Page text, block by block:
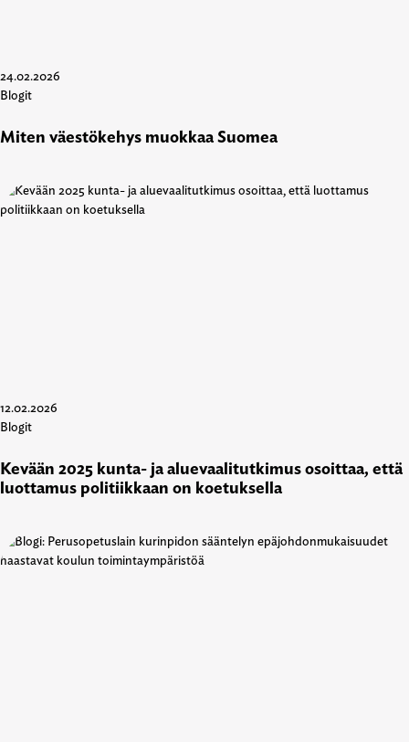
24.02.2026
Blogit
Miten väestökehys muokkaa Suomea
12.02.2026
Blogit
Kevään 2025 kunta- ja aluevaalitutkimus osoittaa, että
luottamus politiikkaan on koetuksella